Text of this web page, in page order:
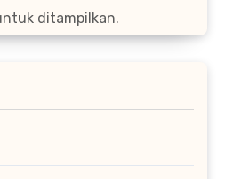
ditampilkan.